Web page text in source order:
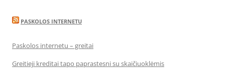
PASKOLOS INTERNETU
Paskolos internetu – greitai
Greitieji kreditai tapo paprastesni su skaičiuoklėmis